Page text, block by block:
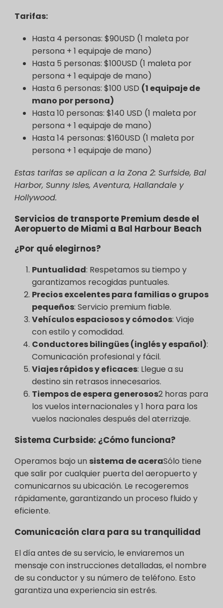
Tarifas:
Hasta 4 personas: $90USD (1 maleta por
persona + 1 equipaje de mano)
Hasta 5 personas: $100USD (1 maleta por
persona + 1 equipaje de mano)
Hasta 6 personas: $100 USD (1 equipaje de
mano por persona)
Hasta 10 personas: $140 USD (1 maleta por
persona + 1 equipaje de mano)
Hasta 14 personas: $160USD (1 maleta por
persona + 1 equipaje de mano)
Estas tarifas se aplican a la Zona 2: Surfside, Bal
Harbor, Sunny Isles, Aventura, Hallandale y
Hollywood.
Servicios de transporte Premium desde el
Aeropuerto de Miami a Bal Harbour Beach
¿Por qué elegirnos?
Puntualidad: Respetamos su tiempo y
garantizamos recogidas puntuales.
Precios excelentes para familias o grupos
pequeños: Servicio premium fiable.
Vehículos espaciosos y cómodos: Viaje
con estilo y comodidad.
Conductores bilingües (inglés y español):
Comunicación profesional y fácil.
Viajes rápidos y eficaces: Llegue a su
destino sin retrasos innecesarios.
Tiempos de espera generosos2 horas para
los vuelos internacionales y 1 hora para los
vuelos nacionales después del aterrizaje.
Sistema Curbside: ¿Cómo funciona?
Operamos bajo un sistema de aceraSólo tiene
que salir por cualquier puerta del aeropuerto y
comunicarnos su ubicación. Le recogeremos
rápidamente, garantizando un proceso fluido y
eficiente.
Comunicación clara para su tranquilidad
El día antes de su servicio, le enviaremos un
mensaje con instrucciones detalladas, el nombre
de su conductor y su número de teléfono. Esto
garantiza una experiencia sin estrés.